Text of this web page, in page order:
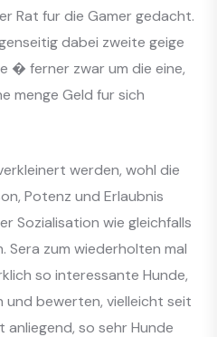
Rat fur die Gamer gedacht.
dabei zweite geige
� ferner zwar um die eine,
menge Geld fur sich
werden, wohl die
Potenz und Erlaubnis
Sozialisation wie gleichfalls
Sera zum wiederholten mal
so interessante Hunde,
und bewerten, vielleicht seit
so sehr Hunde